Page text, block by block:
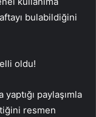
bulabildiğini
oldu!
paylaşımla
resmen